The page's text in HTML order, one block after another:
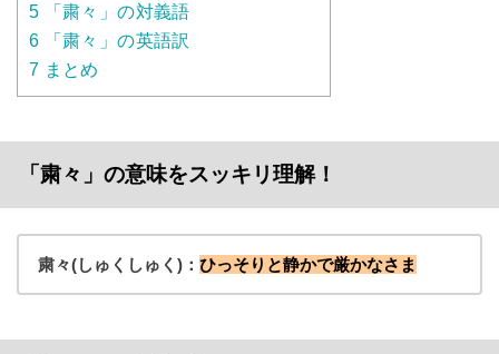
5 「粛々」の対義語
6 「粛々」の英語訳
7 まとめ
「粛々」の意味をスッキリ理解！
粛々(しゅくしゅく)： ひっそりと静かで厳かなさま